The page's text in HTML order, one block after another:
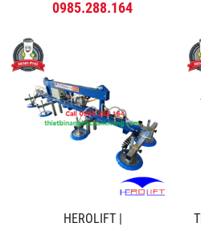
0985.288.164
HEROLIFT |